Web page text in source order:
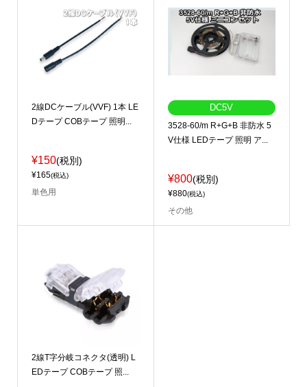
2線DCケーブル(VVF) 1本 LE
Dテープ COBテープ 照明...
¥150(税別)
¥165(税込)
単色用
DC5V
3528-60/m R+G+B 非防水 5
V仕様 LEDテープ 照明 ア...
¥800(税別)
¥880(税込)
その他
2線T字分岐コネクタ(透明) L
EDテープ COBテープ 照...